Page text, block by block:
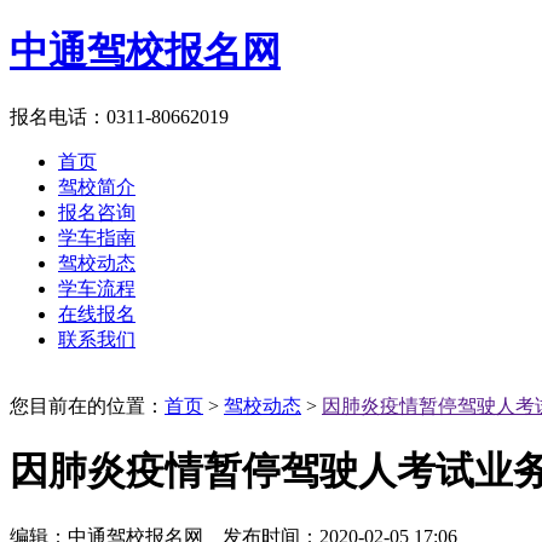
中通驾校报名网
报名电话：0311-80662019
首页
驾校简介
报名咨询
学车指南
驾校动态
学车流程
在线报名
联系我们
您目前在的位置： 首页 > 驾校动态 > 因肺炎疫情暂停驾驶人考
因肺炎疫情暂停驾驶人考试业
编辑：中通驾校报名网 发布时间：2020-02-05 17:06